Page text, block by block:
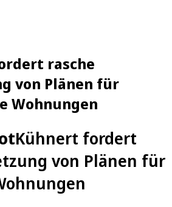
rasche
von Plänen für
Wohnungen
Kühnert fordert
von Plänen für